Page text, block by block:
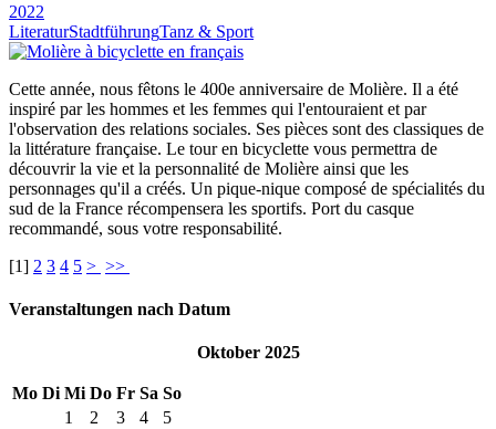
2022
LiteraturStadtführungTanz & Sport
Cette année, nous fêtons le 400e anniversaire de Molière. Il a été
inspiré par les hommes et les femmes qui l'entouraient et par
l'observation des relations sociales. Ses pièces sont des classiques de
la littérature française. Le tour en bicyclette vous permettra de
découvrir la vie et la personnalité de Molière ainsi que les
personnages qu'il a créés. Un pique-nique composé de spécialités du
sud de la France récompensera les sportifs. Port du casque
recommandé, sous votre responsabilité.
[1] 2 3 4 5 > >>
Veranstaltungen nach Datum
Oktober 2025
Mo Di Mi Do Fr Sa So
1
2 3 4
5